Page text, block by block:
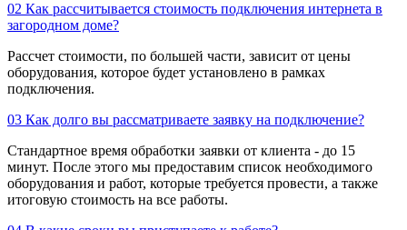
02 Как рассчитывается стоимость подключения интернета в
загородном доме?
Рассчет стоимости, по большей части, зависит от цены
оборудования, которое будет установлено в рамках
подключения.
03 Как долго вы рассматриваете заявку на подключение?
Стандартное время обработки заявки от клиента - до 15
минут. После этого мы предоставим список необходимого
оборудования и работ, которые требуется провести, а также
итоговую стоимость на все работы.